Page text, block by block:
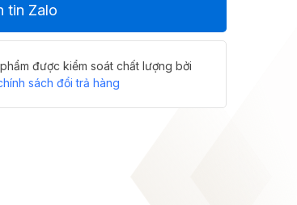
tin Zalo
phẩm được kiểm soát chất lượng bởi
sách đổi trả hàng